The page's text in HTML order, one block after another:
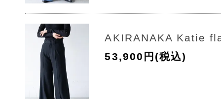
AKIRANAKA Katie
53,900円(税込)